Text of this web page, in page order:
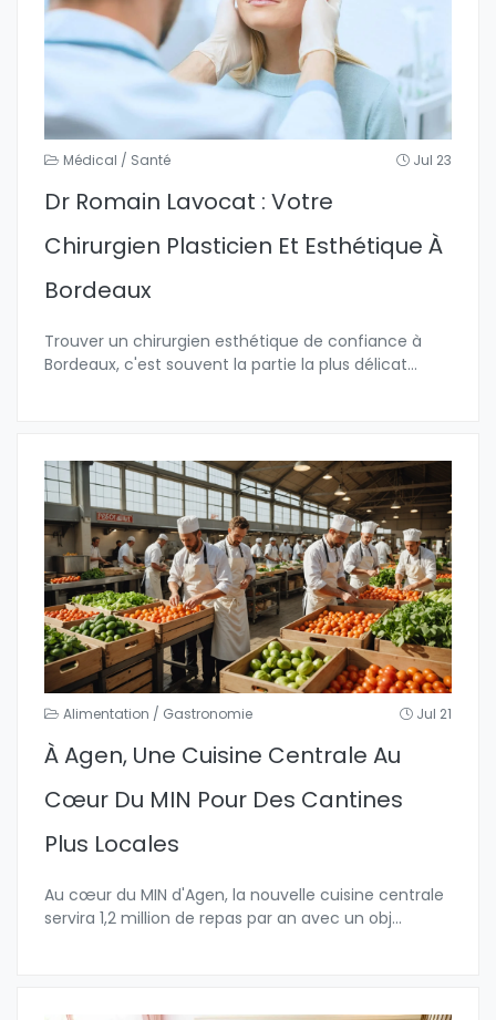
Médical / Santé Jul 23
Dr Romain Lavocat : Votre
Chirurgien Plasticien Et Esthétique À
Bordeaux
Trouver un chirurgien esthétique de confiance à
Bordeaux, c'est souvent la partie la plus délicat...
Alimentation / Gastronomie Jul 21
À Agen, Une Cuisine Centrale Au
Cœur Du MIN Pour Des Cantines
Plus Locales
Au cœur du MIN d'Agen, la nouvelle cuisine centrale
servira 1,2 million de repas par an avec un obj...